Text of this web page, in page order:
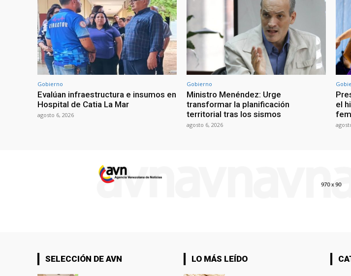
Gobierno
Evalúan infraestructura e insumos en
Hospital de Catia La Mar
agosto 6, 2026
Gobierno
Ministro Menéndez: Urge
transformar la planificación
territorial tras los sismos
agosto 6, 2026
el
SELECCIÓN DE AVN LO MÁS LEÍDO